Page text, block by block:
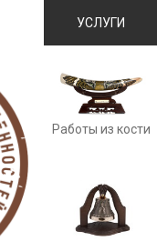
УСЛУГИ
Работы из кости